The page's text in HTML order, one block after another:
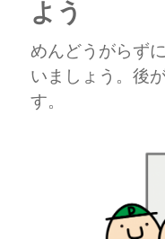
よう
めんどうがらず
いましょう。後
す。